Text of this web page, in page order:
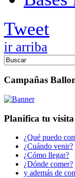
Tweet
ir arriba
Campañas
Planifica tu visita
¿Qué puedo
¿Cuándo venir?
¿Cómo llegar?
¿Dónde comer?
y además de